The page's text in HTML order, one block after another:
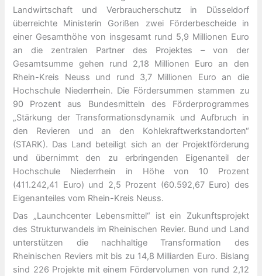
Landwirtschaft und Verbraucherschutz in Düsseldorf
überreichte Ministerin Gorißen zwei Förderbescheide in
einer Gesamthöhe von insgesamt rund 5,9 Millionen Euro
an die zentralen Partner des Projektes – von der
Gesamtsumme gehen rund 2,18 Millionen Euro an den
Rhein-Kreis Neuss und rund 3,7 Millionen Euro an die
Hochschule Niederrhein. Die Fördersummen stammen zu
90 Prozent aus Bundesmitteln des Förderprogrammes
„Stärkung der Transformationsdynamik und Aufbruch in
den Revieren und an den Kohlekraftwerkstandorten“
(STARK). Das Land beteiligt sich an der Projektförderung
und übernimmt den zu erbringenden Eigenanteil der
Hochschule Niederrhein in Höhe von 10 Prozent
(411.242,41 Euro) und 2,5 Prozent (60.592,67 Euro) des
Eigenanteiles vom Rhein-Kreis Neuss.
Das „Launchcenter Lebensmittel“ ist ein Zukunftsprojekt
des Strukturwandels im Rheinischen Revier. Bund und Land
unterstützen die nachhaltige Transformation des
Rheinischen Reviers mit bis zu 14,8 Milliarden Euro. Bislang
sind 226 Projekte mit einem Fördervolumen von rund 2,12